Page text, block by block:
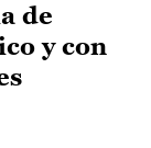
de
y con